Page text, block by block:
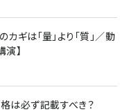
ギは「量」より「質」／動
】
は必ず記載すべき？